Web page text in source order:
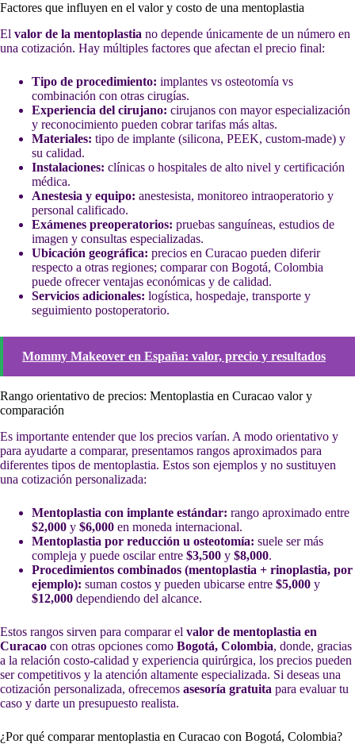
Factores que influyen en el valor y costo de una mentoplastia
El valor de la mentoplastia no depende únicamente de un número en
una cotización. Hay múltiples factores que afectan el precio final:
Tipo de procedimiento: implantes vs osteotomía vs
combinación con otras cirugías.
Experiencia del cirujano: cirujanos con mayor especialización
y reconocimiento pueden cobrar tarifas más altas.
Materiales: tipo de implante (silicona, PEEK, custom-made) y
su calidad.
Instalaciones: clínicas o hospitales de alto nivel y certificación
médica.
Anestesia y equipo: anestesista, monitoreo intraoperatorio y
personal calificado.
Exámenes preoperatorios: pruebas sanguíneas, estudios de
imagen y consultas especializadas.
Ubicación geográfica: precios en Curacao pueden diferir
respecto a otras regiones; comparar con Bogotá, Colombia
puede ofrecer ventajas económicas y de calidad.
Servicios adicionales: logística, hospedaje, transporte y
seguimiento postoperatorio.
Mommy Makeover en España: valor, precio y resultados
Rango orientativo de precios: Mentoplastia en Curacao valor y
comparación
Es importante entender que los precios varían. A modo orientativo y
para ayudarte a comparar, presentamos rangos aproximados para
diferentes tipos de mentoplastia. Estos son ejemplos y no sustituyen
una cotización personalizada:
Mentoplastia con implante estándar: rango aproximado entre
$2,000 y $6,000 en moneda internacional.
Mentoplastia por reducción u osteotomía: suele ser más
compleja y puede oscilar entre $3,500 y $8,000.
Procedimientos combinados (mentoplastia + rinoplastia, por
ejemplo): suman costos y pueden ubicarse entre $5,000 y
$12,000 dependiendo del alcance.
Estos rangos sirven para comparar el valor de mentoplastia en
Curacao con otras opciones como Bogotá, Colombia, donde, gracias
a la relación costo-calidad y experiencia quirúrgica, los precios pueden
ser competitivos y la atención altamente especializada. Si deseas una
cotización personalizada, ofrecemos asesoría gratuita para evaluar tu
caso y darte un presupuesto realista.
¿Por qué comparar mentoplastia en Curacao con Bogotá, Colombia?